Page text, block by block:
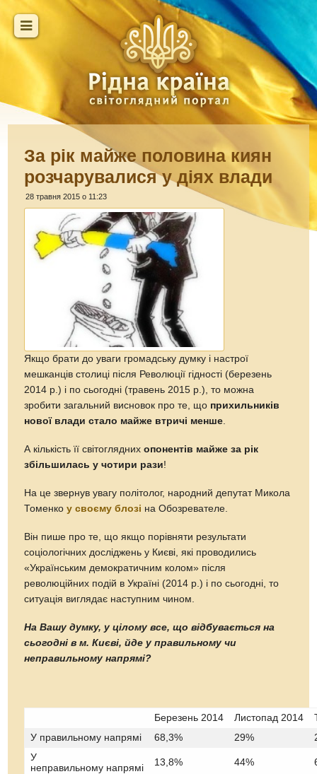
За рік майже половина киян
розчарувалися у діях влади
28 травня 2015 о 11:23
Якщо брати до уваги громадську думку і настрої
мешканців столиці після Революції гідності (березень
2014 р.) і по сьогодні (травень 2015 р.), то можна
зробити загальний висновок про те, що прихильників
нової влади стало майже втричі менше
А кількість її світогляднихопонентів майже за рік
збільшилась у чотири рази!
На це звернув увагу політолог, народний депутат Микола
Томенкоу своєму блозі на Обозревателе.
Він пише про те, що якщо порівняти результати
соціологічних досліджень у Києві, які проводились
«Українським демократичним колом» після
революційних подій в Україні (2014 р.) і по сьогодні, то
ситуація виглядає наступним чином.
На Вашу думку, у цілому все, що відбувається на
сьогодні в м. Києві, йде у правильному чи
неправильному напрямі?
Березень 2014 Листопад 2014
У правильному напрямі
68,3% 29%
У
неправильному напрямі
13,8% 44%